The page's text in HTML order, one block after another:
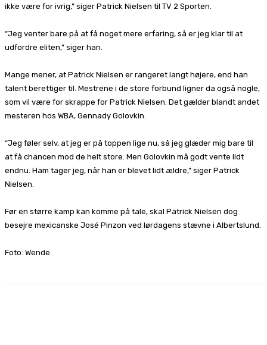
ikke være for ivrig,” siger Patrick Nielsen til TV 2 Sporten.
“Jeg venter bare på at få noget mere erfaring, så er jeg klar til at
udfordre eliten,” siger han.
Mange mener, at Patrick Nielsen er rangeret langt højere, end han
talent berettiger til. Mestrene i de store forbund ligner da også nogle,
som vil være for skrappe for Patrick Nielsen. Det gælder blandt andet
mesteren hos WBA, Gennady Golovkin.
“Jeg føler selv, at jeg er på toppen lige nu, så jeg glæder mig bare til
at få chancen mod de helt store. Men Golovkin må godt vente lidt
endnu. Ham tager jeg, når han er blevet lidt ældre,” siger Patrick
Nielsen.
Før en større kamp kan komme på tale, skal Patrick Nielsen dog
besejre mexicanske José Pinzon ved lørdagens stævne i Albertslund.
Foto: Wende.